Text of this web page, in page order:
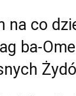
na⁤ co
ba-